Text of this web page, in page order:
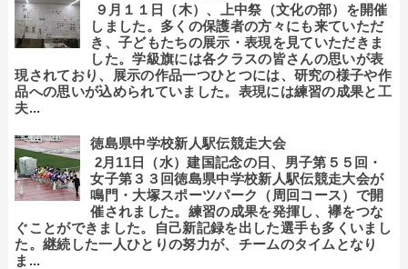
９月１１日（木）、上中祭（文化の部）を開催
しました。多くの保護者の方々にも来ていただ
き、子どもたちの展示・表現を見ていただきま
した。学級旗には各クラスの皆さんの思いが表
現されており、展示の作品一つひとつには、研究の様子や作
品への思いが込められていました。表現には練習の成果と工
夫...
徳島県中学校新人駅伝競走大会
2月11日（水）建国記念の日、男子第５５回・
女子第３３回徳島県中学校新人駅伝競走大会が
鳴門・大塚スポーツパーク（周回コース）で開
催されました。練習の成果を発揮し、襷をつな
ぐことができました。自己新記録を出した選手も多くいまし
た。継続した一人ひとりの努力が、チームのタイムとなり
ま...